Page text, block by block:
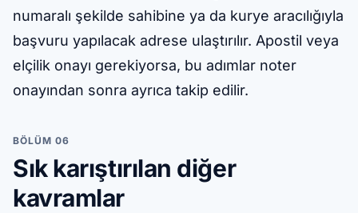
numaralı şekilde sahibine ya da kurye aracılığıyla
başvuru yapılacak adrese ulaştırılır. Apostil veya
elçilik onayı gerekiyorsa, bu adımlar noter
onayından sonra ayrıca takip edilir.
BÖLÜM 06
Sık karıştırılan diğer
kavramlar